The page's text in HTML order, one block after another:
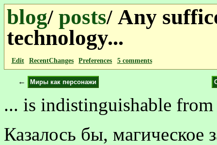
blog/ posts/ Any
technology...
Edit RecentChanges Preferences 5 comments
← Миры как персонажи
... is indistinguishable
Казалось бы, магическое